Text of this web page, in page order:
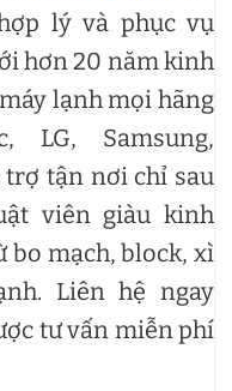
lý và phục vụ
hơn 20 năm kinh
lạnh mọi hãng
LG, Samsung,
trợ tận nơi chỉ sau
viên giàu kinh
bo mạch, block, xì
Liên hệ ngay
tư vấn miễn phí